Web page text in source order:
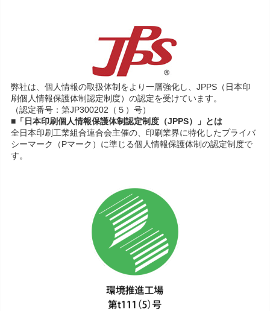
弊社は、個人情報の取扱体制をより一層強化し、JPPS（日本印
刷個人情報保護体制認定制度）の認定を受けています。
（認定番号：第JP300202（５）号）
■「日本印刷個人情報保護体制認定制度（JPPS）」とは
全日本印刷工業組合連合会主催の、印刷業界に特化したプライバ
シーマーク（Pマーク）に準じる個人情報保護体制の認定制度で
す。